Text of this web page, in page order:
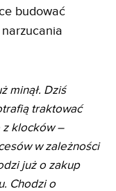
budować
minął. Dziś
traktować
z klocków –
w zależności
już o zakup
Chodzi o